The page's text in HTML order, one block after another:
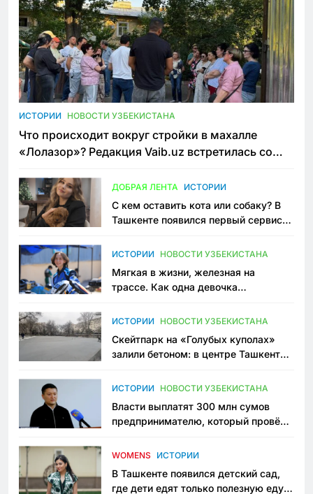
ИСТОРИИ НОВОСТИ УЗБЕКИСТАНА
Что происходит вокруг стройки в махалле
«Лолазор»? Редакция Vaib.uz встретилась со
ДОБРАЯ ЛЕНТА ИСТОРИИ
С кем оставить кота или собаку? В
Ташкенте появился первый сервис
ИСТОРИИ НОВОСТИ УЗБЕКИСТАНА
Мягкая в жизни, железная на
трассе. Как одна девочка
Узбекистане
ИСТОРИИ НОВОСТИ УЗБЕКИСТАНА
Скейтпарк на «Голубых куполах»
залили бетоном: в центре Ташкента
пространство
ИСТОРИИ НОВОСТИ УЗБЕКИСТАНА
Власти выплатят 300 млн сумов
предпринимателю, который провёл
приговору
WOMENS ИСТОРИИ
В Ташкенте появился детский сад,
где дети едят только полезную еду.